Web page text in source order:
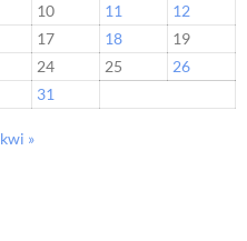
10 11
12
17 18
19
24 25
26
31
kwi »